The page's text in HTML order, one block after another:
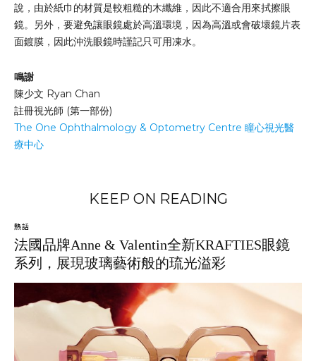
說，由於紙巾的材質是較粗糙的木纖維，因此不適合用來拭擦眼
鏡。另外，要避免讓眼鏡處於高溫環境，因為高溫或會破壞鏡片表
面鍍膜，因此沖洗眼鏡時謹記只可用凍水。
鳴謝
陳少文 Ryan Chan
註冊視光師 (第一部份)
The One Ophthalmology & Optometry Centre 瞳心視光醫
療中心
KEEP ON READING
熱話
法國品牌Anne & Valentin全新KRAFTIES眼鏡
系列，展現玻璃藝術般的琉光溢彩